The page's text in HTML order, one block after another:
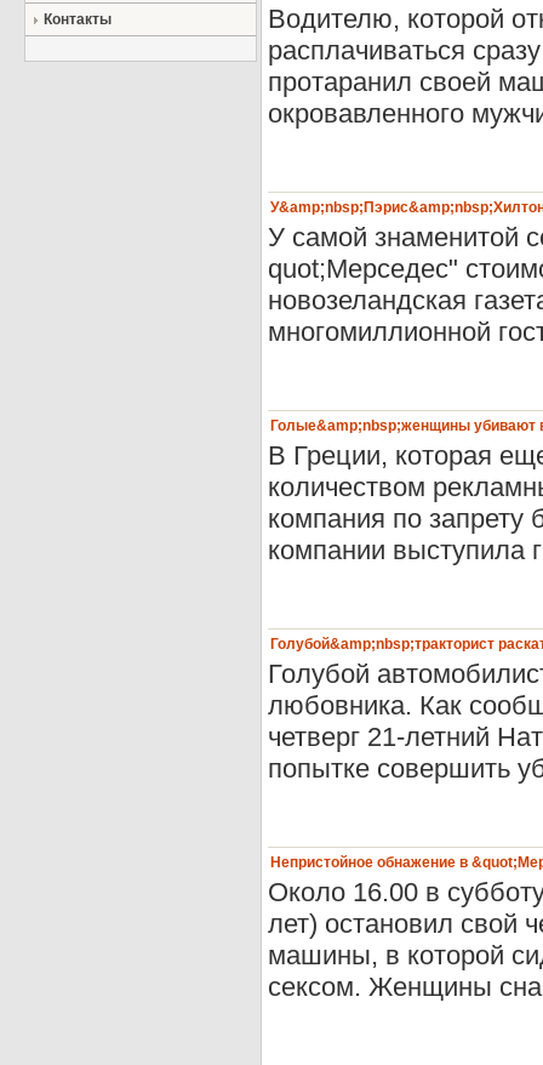
Контакты
Водителю, которой
расплачиваться
протаранил своей
окровавленного
У самой знаменитой
quot;Мерседес"
новозеландская
многомиллионной
Голые&amp;nbsp;женщины убивают
В Греции, которая
количеством
компания по
компании выступила
Голубой&amp;nbsp;тракторист
Голубой
любовника. Как
четверг 21-летний
попытке совершить
Непристойное обнажение в
Около 16.00 в
лет) остановил свой
машины, в которой
сексом. Женщины